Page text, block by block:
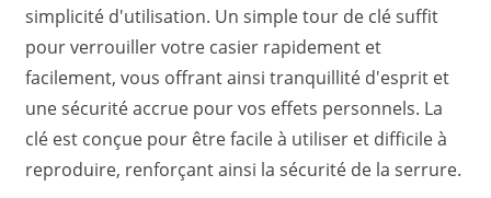
simplicité d'utilisation. Un simple tour de clé suffit
pour verrouiller votre casier rapidement et
facilement, vous offrant ainsi tranquillité d'esprit et
une sécurité accrue pour vos effets personnels. La
clé est conçue pour être facile à utiliser et difficile à
reproduire, renforçant ainsi la sécurité de la serrure.